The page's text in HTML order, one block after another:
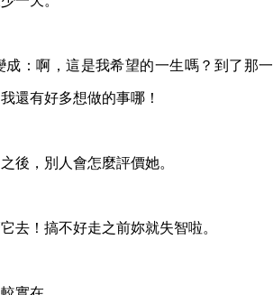
：啊，這是我希望的一生嗎？到了那一
還有好多想做的事哪！
後，別人會怎麼評價她。
去！搞不好走之前妳就失智啦。